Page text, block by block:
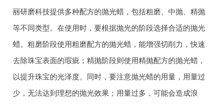
丽研磨科技提供多种配方的抛光蜡，包括粗磨、中抛、精抛
等不同类型。在使用时，要根据抛光的阶段选择合适的抛光
蜡。粗磨阶段使用粗磨配方的抛光蜡，能增强切削力，快速
去除珠宝表面的瑕疵；精抛阶段则使用精抛配方的抛光蜡，
以提升珠宝的光泽度。同时，要注意抛光蜡的用量，用量过
少，无法达到理想的抛光效果；用量过多，可能会造成浪